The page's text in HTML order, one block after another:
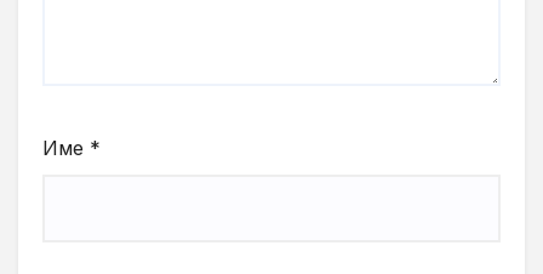
Име *